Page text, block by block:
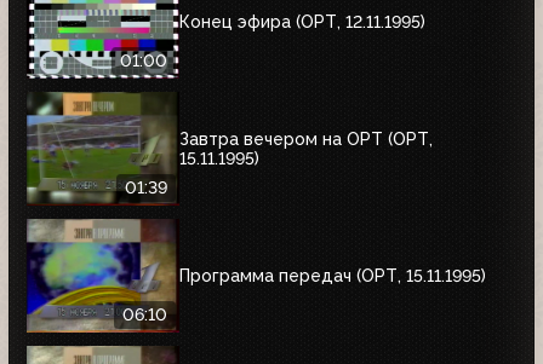
01:00
Конец эфира (ОРТ, 12.11.1995)
01:39
Завтра вечером на ОРТ (ОРТ,
15.11.1995)
06:10
Программа передач (ОРТ, 15.11.1995)